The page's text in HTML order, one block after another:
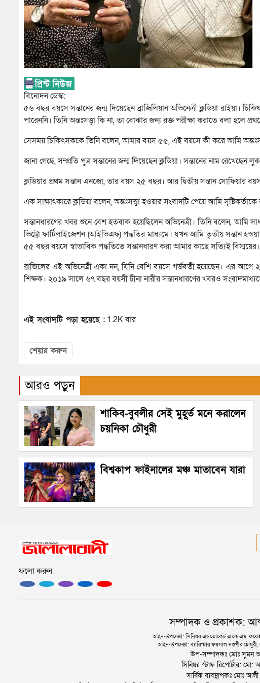
বিনোদন ডেস্ক:
৫৬ বছর বয়সে সন্তানের জন্ম দিয়েছেন ব্রাজিলিয়ান অভিনেত্রী ক্লডিয়া রাইয়া।
পারেননি। তিনি অন্তঃসত্ত্বা কি না, তা বোঝার জন্য রক্ত পরীক্ষা করাতে বলা হলে
সেসময় চিকিৎসককে তিনি বলেন, আমার বয়স ৫৫, এই বয়সে কী করে আমি
জানা গেছে, সম্প্রতি পুত্র সন্তানের জন্ম দিয়েছেন ক্লডিয়া। সন্তানের নাম
ক্লডিয়ার প্রথম সন্তান এনজো, তার বয়স ২৫ বছর। আর দ্বিতীয় সন্তান সোফিয়ার
এক সাক্ষাৎকারে ক্লডিয়া বলেন, অন্তঃসত্ত্বা হওয়ার সংবাদটি পেয়ে আমি
সন্তানধারণের খবর শুনে বেশ হতবাক হয়েছিলেন অভিনেত্রী। তিনি বলেন,
ভিট্রো ফার্টিলাইজেশন (আইভিএফ) পদ্ধতির মাধ্যমে। যখন আমি তৃতীয় সন্তান
৫৫ বছর বয়সে স্বাভাবিক পদ্ধতিতে সন্তানধারণ করা আমার কাছে সত্যিই বিস্ময়ের।
ব্রাজিলের এই অভিনেত্রী একা নন, যিনি বেশি বয়সে গর্ভবতী হয়েছেন। এর
শিক্ষক। ২০১৯ সালে ৬৭ বছর বয়সী চীনা নারীর সন্তানধারণের খবরও
এই সংবাদটি পড়া হয়েছে : 1.2K বার
শেয়ার করুন
আরও পড়ুন
শাকিব-বুবলীর সেই মুহূর্ত মনে করালেন
চয়নিকা চৌধুরী
বিশ্বকাপ ফাইনালের মঞ্চ মাতাবেন যারা
ফলো করুন
সম্পাদক ও প্রকাশক:
আইন-উপদেষ্টা: সিনিয়র এডভোকেট এ.কে.এম. ফয়েজ,
আইন-উপদেষ্টা: ব্যারিস্টার ফয়সাল দস্তগীর চৌধুরী,
উপ-সম্পাদকঃ মোঃ সুমন
সিনিয়র স্টাফ রিপোর্টার: মো:
সার্বিক ব্যবস্থাপকঃ মোঃ